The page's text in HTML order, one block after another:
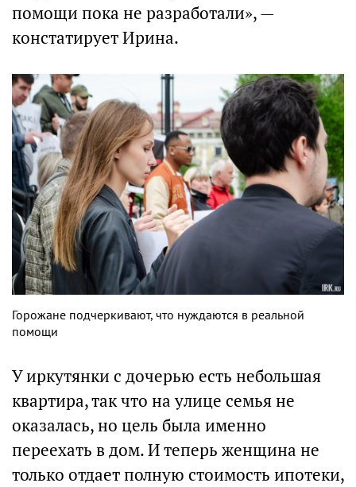
помощи пока не разработали», —
констатирует Ирина.
Горожане подчеркивают, что нуждаются в реальной
помощи
У иркутянки с дочерью есть небольшая
квартира, так что на улице семья не
оказалась, но цель была именно
переехать в дом. И теперь женщина не
только отдает полную стоимость ипотеки,